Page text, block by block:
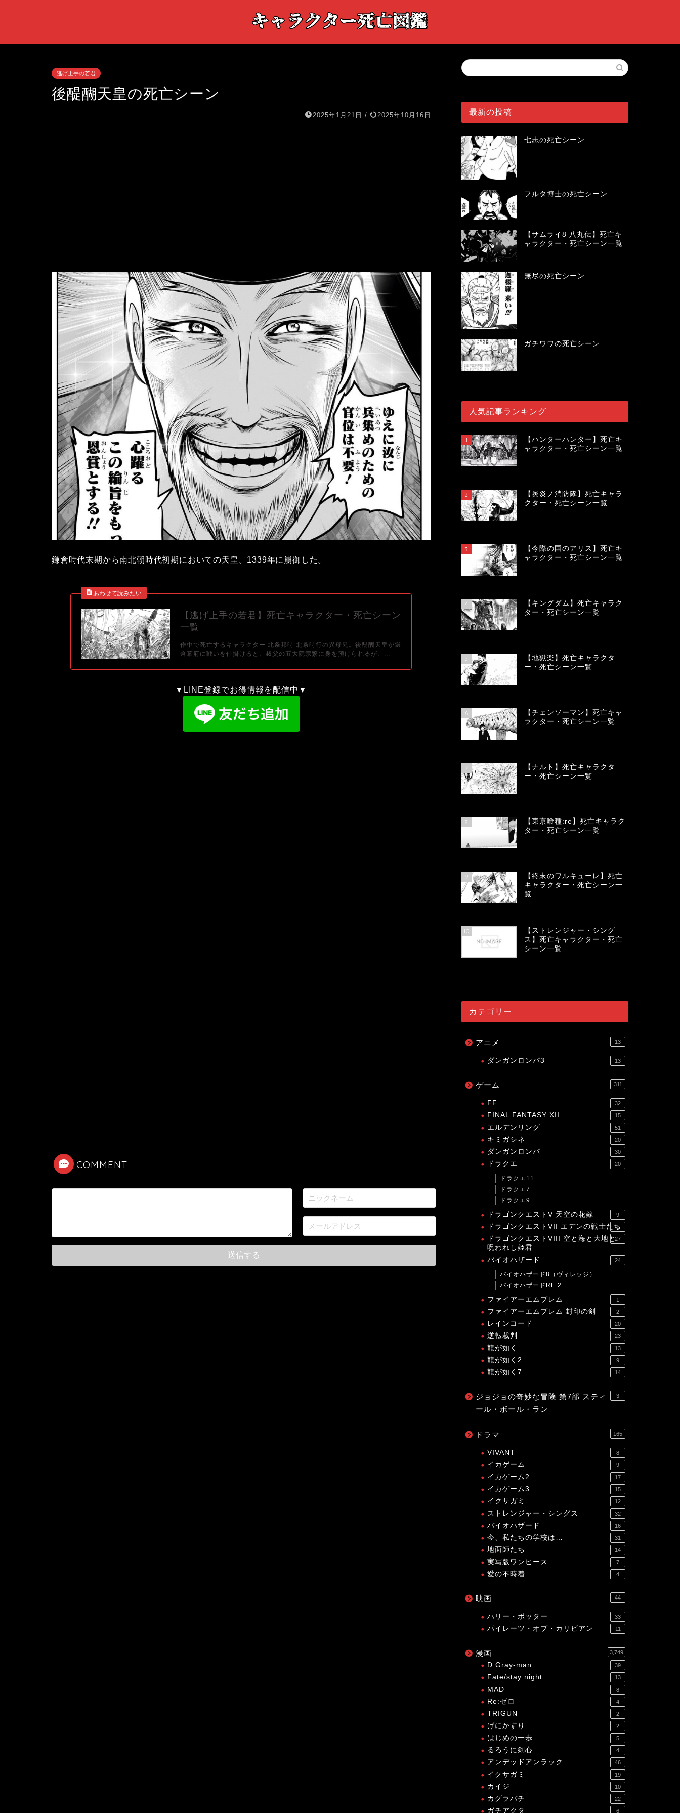
逃げ上手の若君
後醍醐天皇の死亡シーン
2025年1月21日 / 2025年10月16日
鎌倉時代末期から南北朝時代初期においての天皇。1339年に崩御した。
【逃げ上手の若君】死亡キャラクター・死亡シーン
一覧
作中で死亡するキャラクター 北条邦時 北条時行の異母兄。後醍醐天皇が鎌
倉幕府に戦いを仕掛けると、叔父の五大院宗繁に身を預けられるが、...
▼LINE登録でお得情報を配信中▼
COMMENT
最新の投稿
七志の死亡シーン
フルタ博士の死亡シーン
【サムライ8 八丸伝】死亡キ
ャラクター・死亡シーン一覧
無尽の死亡シーン
ガチワワの死亡シーン
人気記事ランキング
1
【ハンターハンター】死亡キ
ャラクター・死亡シーン一覧
2
【炎炎ノ消防隊】死亡キャラ
クター・死亡シーン一覧
3
【今際の国のアリス】死亡キ
ャラクター・死亡シーン一覧
4
【キングダム】死亡キャラク
ター・死亡シーン一覧
5
【地獄楽】死亡キャラクタ
ー・死亡シーン一覧
6
【チェンソーマン】死亡キャ
ラクター・死亡シーン一覧
7
【ナルト】死亡キャラクタ
ー・死亡シーン一覧
8
【東京喰種:re】死亡キャラク
ター・死亡シーン一覧
9
【終末のワルキューレ】死亡
キャラクター・死亡シーン一
覧
10
【ストレンジャー・シング
ス】死亡キャラクター・死亡
シーン一覧
カテゴリー
アニメ 13
ダンガンロンパ3 13
ゲーム 311
FF 32
FINAL FANTASY XII 15
エルデンリング 51
キミガシネ 20
ダンガンロンパ 30
ドラクエ 20
ドラクエ11
ドラクエ7
ドラクエ9
ドラゴンクエストV 天空の花嫁 9
ドラゴンクエストVII エデンの戦士たち
1
ドラゴンクエストVIII 空と海と大地と
呪われし姫君
27
バイオハザード 24
バイオハザード8（ヴィレッジ）
バイオハザードRE:2
ファイアーエムブレム 1
ファイアーエムブレム 封印の剣 2
レインコード 20
逆転裁判 23
龍が如く 13
龍が如く2 9
龍が如く7 14
ジョジョの奇妙な冒険 第7部 スティ
ール・ボール・ラン
3
ドラマ 165
VIVANT 8
イカゲーム 9
イカゲーム2 17
イカゲーム3 15
イクサガミ 12
ストレンジャー・シングス 32
バイオハザード 16
今、私たちの学校は… 31
地面師たち 14
実写版ワンピース 7
愛の不時着 4
映画 44
ハリー・ポッター 33
パイレーツ・オブ・カリビアン 11
漫画 3,749
D.Gray-man 39
Fate/stay night 13
MAD 8
Re:ゼロ 4
TRIGUN 2
げにかすり 2
はじめの一歩 5
るろうに剣心 4
アンデッドアンラック 46
イクサガミ 19
カイジ 10
カグラバチ 22
ガチアクタ 6